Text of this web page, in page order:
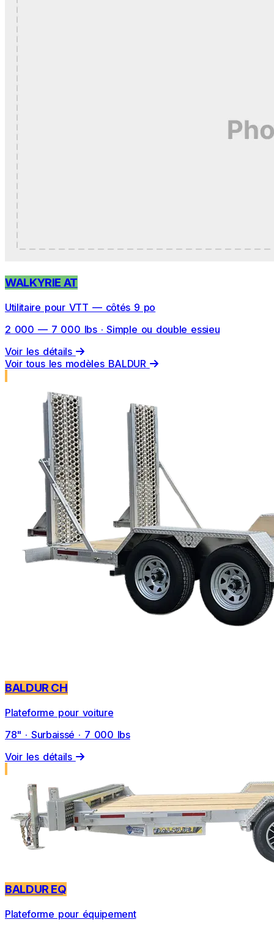
WALKYRIE AT
Utilitaire pour VTT — côtés 9 po
2 000 — 7 000 lbs · Simple ou double essieu
Voir les détails
Voir tous les modèles BALDUR
BALDUR CH
Plateforme pour voiture
78" · Surbaissé · 7 000 lbs
Voir les détails
BALDUR EQ
Plateforme pour équipement